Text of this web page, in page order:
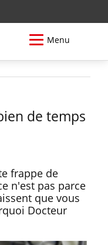
Menu
de temps
frappe de
n'est pas parce
que vous
Docteur